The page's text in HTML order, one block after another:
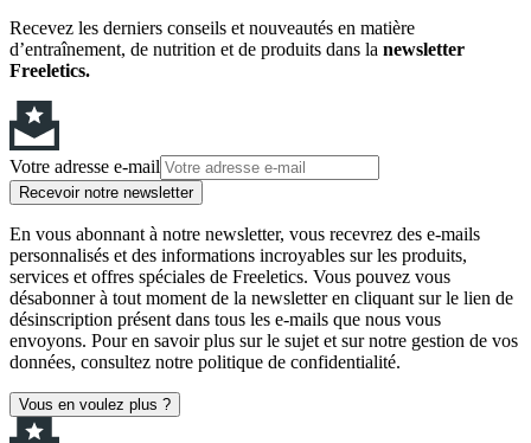
Recevez les derniers conseils et nouveautés en matière
d’entraînement, de nutrition et de produits dans la newsletter
Freeletics.
Votre adresse e-mail
Recevoir notre newsletter
En vous abonnant à notre newsletter, vous recevrez des e-mails
personnalisés et des informations incroyables sur les produits,
services et offres spéciales de Freeletics. Vous pouvez vous
désabonner à tout moment de la newsletter en cliquant sur le lien de
désinscription présent dans tous les e-mails que nous vous
envoyons. Pour en savoir plus sur le sujet et sur notre gestion de vos
données, consultez notre politique de confidentialité.
Vous en voulez plus ?